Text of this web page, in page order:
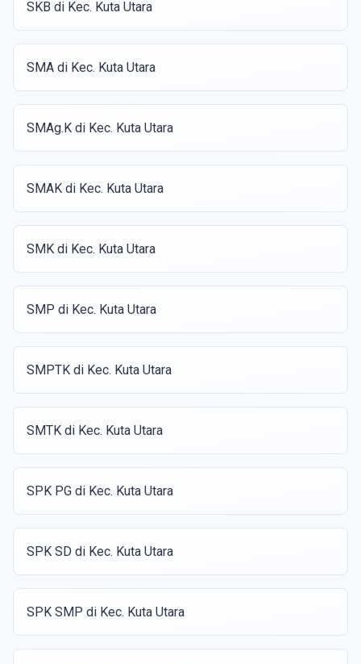
SKB di Kec. Kuta Utara
SMA di Kec. Kuta Utara
SMAg.K di Kec. Kuta Utara
SMAK di Kec. Kuta Utara
SMK di Kec. Kuta Utara
SMP di Kec. Kuta Utara
SMPTK di Kec. Kuta Utara
SMTK di Kec. Kuta Utara
SPK PG di Kec. Kuta Utara
SPK SD di Kec. Kuta Utara
SPK SMP di Kec. Kuta Utara